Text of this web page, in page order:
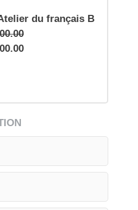
du français B